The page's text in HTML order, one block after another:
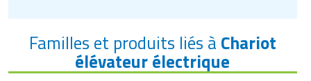
Familles et produits liés à Chariot
élévateur électrique